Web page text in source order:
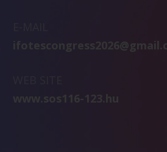
www.sos116-123.hu